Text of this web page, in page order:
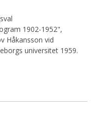
1902-1952",
Håkansson vid
universitet 1959.